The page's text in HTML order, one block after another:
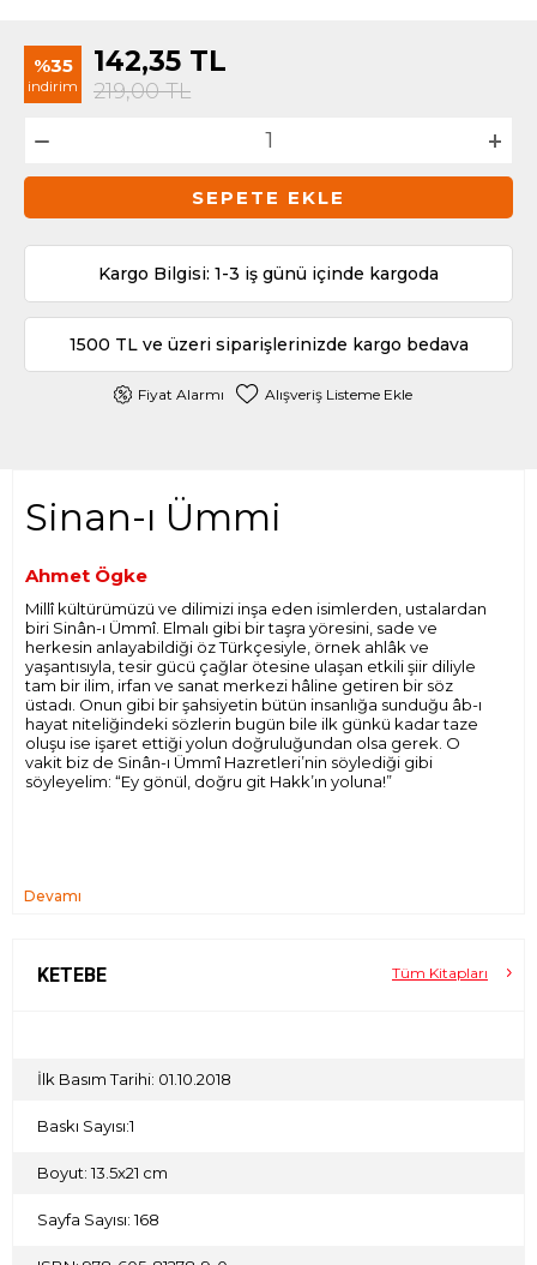
%35
indirim
142,35 TL
219,00TL
SEPETE EKLE
Kargo Bilgisi: 1-3 iş günü içinde kargoda
1500 TL ve üzeri siparişlerinizde kargo bedava
Fiyat Alarmı Alışveriş Listeme Ekle
Sinan-ı Ümmi
Ahmet Ögke
Millî kültürümüzü ve dilimizi inşa eden isimlerden, ustalardan
biri Sinân-ı Ümmî. Elmalı gibi bir taşra yöresini, sade ve
herkesin anlayabildiği öz Türkçesiyle, örnek ahlâk ve
yaşantısıyla, tesir gücü çağlar ötesine ulaşan etkili şiir diliyle
tam bir ilim, irfan ve sanat merkezi hâline getiren bir söz
üstadı. Onun gibi bir şahsiyetin bütün insanlığa sunduğu âb-ı
hayat niteliğindeki sözlerin bugün bile ilk günkü kadar taze
oluşu ise işaret ettiği yolun doğruluğundan olsa gerek. O
vakit biz de Sinân-ı Ümmî Hazretleri’nin söylediği gibi
söyleyelim: “Ey gönül, doğru git Hakk’ın yoluna!”
Devamı
KETEBE Tüm Kitapları
İlk Basım Tarihi: 01.10.2018
Baskı Sayısı:1
Boyut: 13.5x21 cm
Sayfa Sayısı: 168